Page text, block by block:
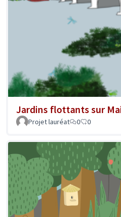
Jardins flottants sur
Projet lauréat 0 0